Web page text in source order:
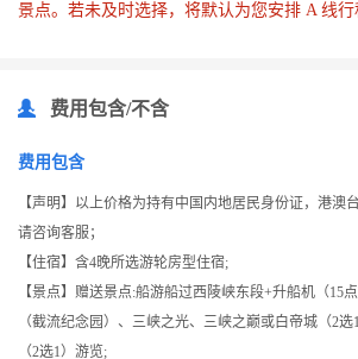
景点。若未及时选择，将默认为您安排 A 线行
费用包含/不含
费用包含
【声明】以上价格为持有中国内地居民身份证，港澳
请咨询客服；
【住宿】含4晚所选游轮房型住宿;
【景点】赠送景点:船游船过西陵峡东段+升船机（15
（截流纪念园）、三峡之光、三峡之巅或白帝城（2
（2选1）游览;